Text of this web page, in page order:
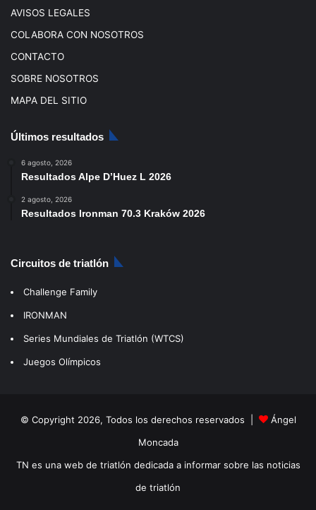
AVISOS LEGALES
COLABORA CON NOSOTROS
CONTACTO
SOBRE NOSOTROS
MAPA DEL SITIO
Últimos resultados
6 agosto, 2026
Resultados Alpe D’Huez L 2026
2 agosto, 2026
Resultados Ironman 70.3 Kraków 2026
Circuitos de triatlón
Challenge Family
IRONMAN
Series Mundiales de Triatlón (WTCS)
Juegos Olímpicos
© Copyright 2026, Todos los derechos reservados |
Ángel
Moncada
TN es una web de triatlón dedicada a informar sobre las noticias
de triatlón